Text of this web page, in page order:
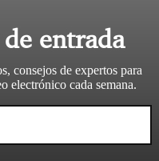
entrada
consejos de expertos para
electrónico cada semana.